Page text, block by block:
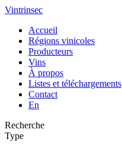
Vintrinsec
Accueil
Régions vinicoles
Producteurs
Vins
À propos
Listes et téléchargements
Contact
En
Recherche
Type